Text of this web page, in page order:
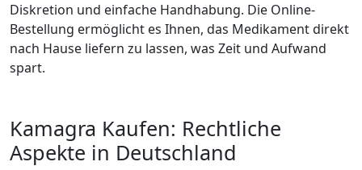
Diskretion und einfache Handhabung. Die Online-
Bestellung ermöglicht es Ihnen, das Medikament direkt
nach Hause liefern zu lassen, was Zeit und Aufwand
spart.
Kamagra Kaufen: Rechtliche
Aspekte in Deutschland